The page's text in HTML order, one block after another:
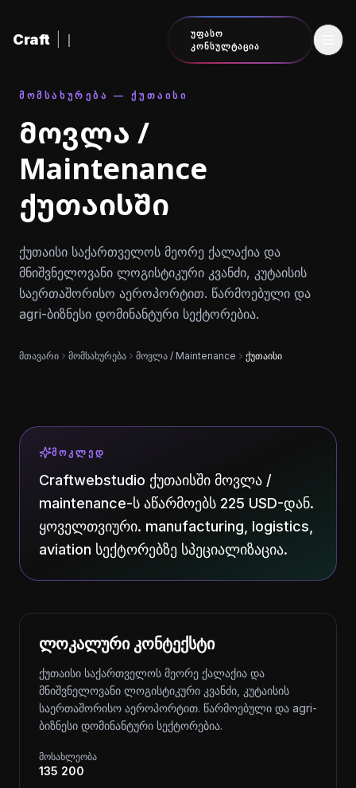
Craft
ᲣᲤᲐᲡᲝ
ᲙᲝᲜᲡᲣᲚᲢᲐᲪᲘᲐ
ᲛᲝᲛᲡᲐᲮᲣᲠᲔᲑᲐ — ᲥᲣᲗᲐᲘᲡᲘ
მოვლა /
Maintenance
ქუთაისში
ქუთაისი საქართველოს მეორე ქალაქია და
მნიშვნელოვანი ლოგისტიკური კვანძი, კუტაისის
საერთაშორისო აეროპორტით. წარმოებული და
agri-ბიზნესი დომინანტური სექტორებია.
მთავარი მომსახურება მოვლა / Maintenance ქუთაისი
ᲛᲝᲙᲚᲔᲓ
Craftwebstudio ქუთაისში მოვლა /
maintenance-ს აწარმოებს 225 USD-დან.
ყოველთვიური. manufacturing, logistics,
aviation სექტორებზე სპეციალიზაცია.
ლოკალური კონტექსტი
ქუთაისი საქართველოს მეორე ქალაქია და
მნიშვნელოვანი ლოგისტიკური კვანძი, კუტაისის
საერთაშორისო აეროპორტით. წარმოებული და agri-
ბიზნესი დომინანტური სექტორებია.
მოსახლეობა
135 200